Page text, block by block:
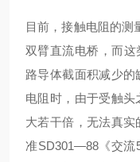
目前，接触电阻的测
双臂直流电桥，而
路导体截面积减少
电阻时，由于受触
大若干倍，无法真
准SD301—88《交流